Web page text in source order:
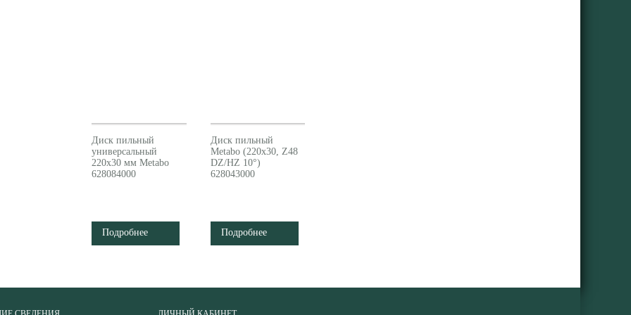
Диск пильный
универсальный
220х30 мм Metabo
628084000
Подробнее
Диск пильный
Metabo (220x30, Z48
DZ/HZ 10°)
628043000
Подробнее